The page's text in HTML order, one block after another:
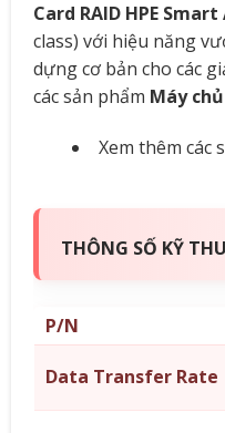
Card RAID HPE
class) với hiệu năng
dựng cơ bản cho các
các sản phẩm Máy
Xem thêm các
THÔNG SỐ KỸ
P/N
Data Transfer Rate